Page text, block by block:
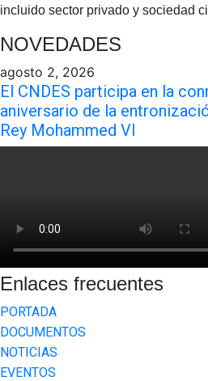
incluido sector privado y sociedad
NOVEDADES
agosto 2, 2026
El CNDES participa en la
aniversario de la
Rey Mohammed VI
Enlaces frecuentes
PORTADA
DOCUMENTOS
NOTICIAS
EVENTOS